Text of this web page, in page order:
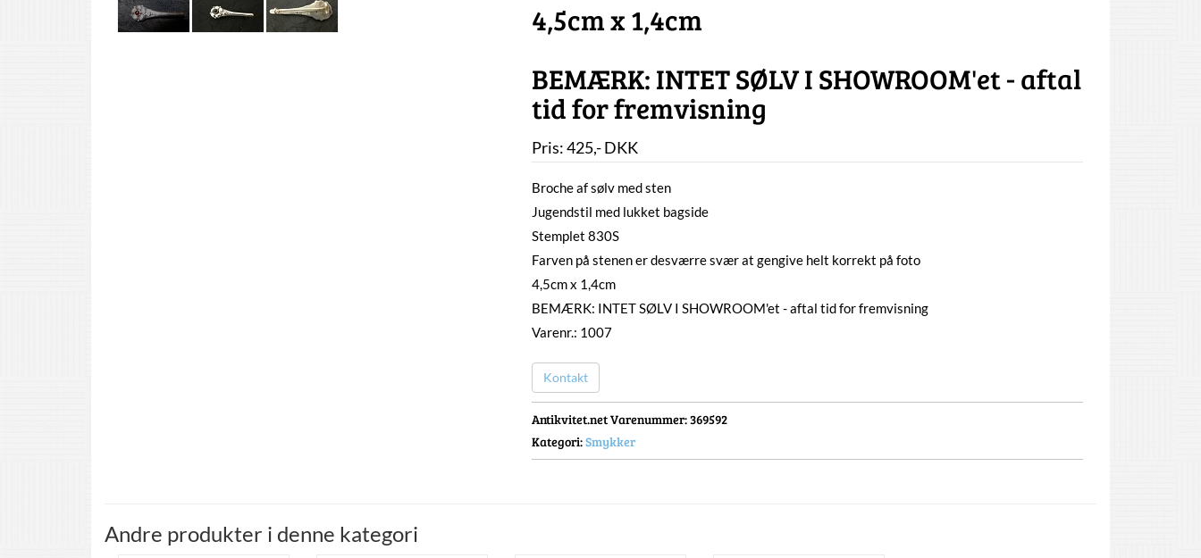
4,5cm x 1,4cm
BEMÆRK: INTET SØLV I SHOWROOM'et - aftal
tid for fremvisning
Pris:425,-DKK
Broche af sølv med sten
Jugendstil med lukket bagside
Stemplet 830S
Farven på stenen er desværre svær at gengive helt korrekt på foto
4,5cm x 1,4cm
BEMÆRK: INTET SØLV I SHOWROOM'et - aftal tid for fremvisning
Varenr.: 1007
Kontakt
Antikvitet.net Varenummer: 369592
Kategori:Smykker
Andre produkter i denne kategori